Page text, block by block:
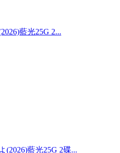
藍光25G 2...
(2026)藍光25G 2碟...